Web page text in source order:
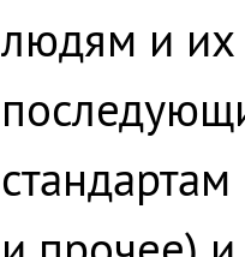
людям и их